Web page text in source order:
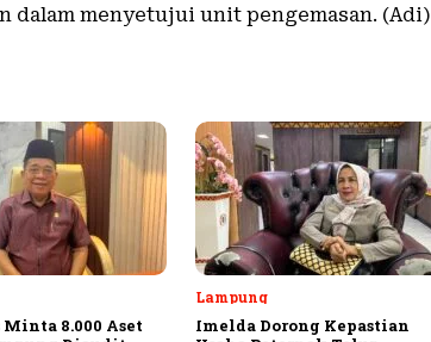
dalam menyetujui unit pengemasan. (Adi)
8.000 Aset
Lampung
Imelda Dorong Kepastian